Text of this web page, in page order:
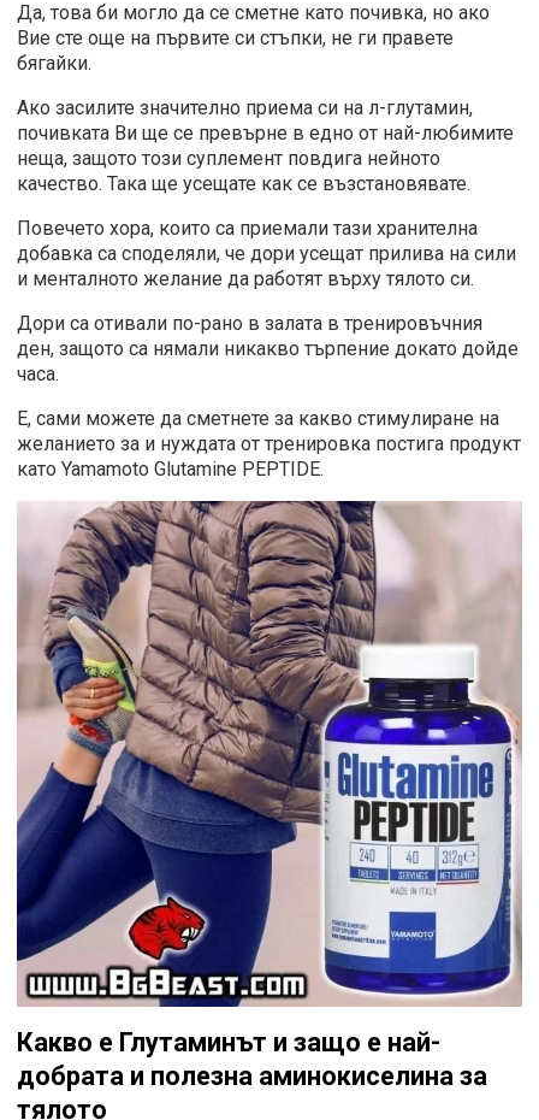
Да, това би могло да се сметне като почивка, но ако
Вие сте още на първите си стъпки, не ги правете
бягайки.
Ако засилите значително приема си на л-глутамин,
почивката Ви ще се превърне в едно от най-любимите
неща, защото този суплемент повдига нейното
качество. Така ще усещате как се възстановявате.
Повечето хора, които са приемали тази хранителна
добавка са споделяли, че дори усещат прилива на сили
и менталното желание да работят върху тялото си.
Дори са отивали по-рано в залата в тренировъчния
ден, защото са нямали никакво търпение докато дойде
часа.
Е, сами можете да сметнете за какво стимулиране на
желанието за и нуждата от тренировка постига продукт
като Yamamoto Glutamine PEPTIDE.
Какво е Глутаминът и защо е най-
добрата и полезна аминокиселина за
тялото